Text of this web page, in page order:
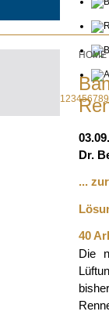
123456789
HOME
Dr.
...
40
Die